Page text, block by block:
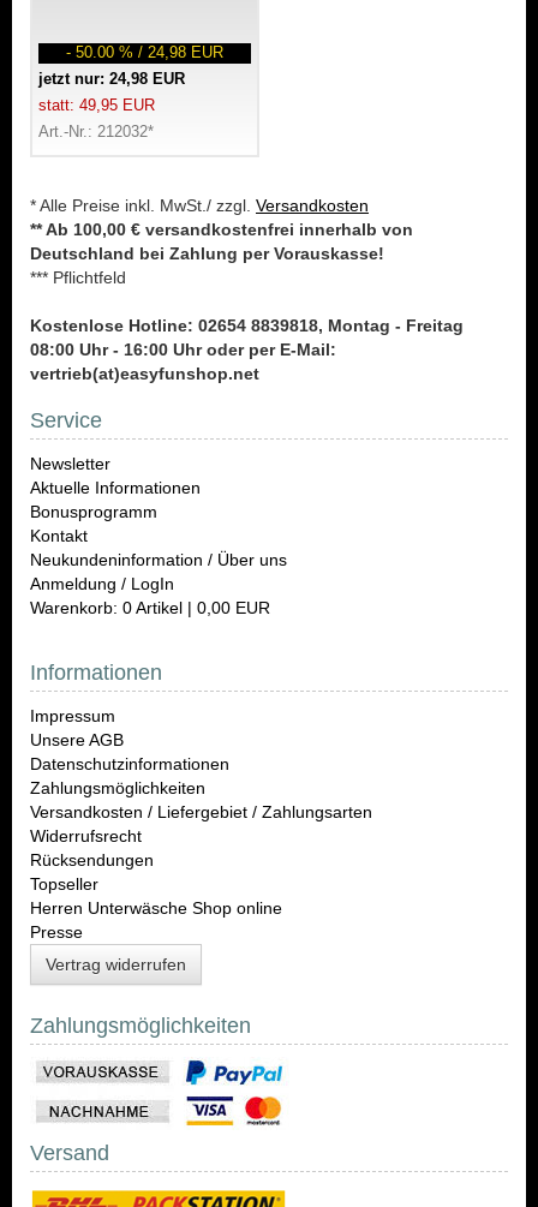
- 50.00 % / 24,98 EUR
jetzt nur: 24,98 EUR
statt: 49,95 EUR
Art.-Nr.: 212032*
* Alle Preise inkl. MwSt./ zzgl. Versandkosten
** Ab 100,00 € versandkostenfrei innerhalb von
Deutschland bei Zahlung per Vorauskasse!
*** Pflichtfeld
Kostenlose Hotline: 02654 8839818, Montag - Freitag
08:00 Uhr - 16:00 Uhr oder per E-Mail:
vertrieb(at)easyfunshop.net
Service
Newsletter
Aktuelle Informationen
Bonusprogramm
Kontakt
Neukundeninformation / Über uns
Anmeldung / LogIn
Warenkorb: 0 Artikel | 0,00 EUR
Informationen
Impressum
Unsere AGB
Datenschutzinformationen
Zahlungsmöglichkeiten
Versandkosten / Liefergebiet / Zahlungsarten
Widerrufsrecht
Rücksendungen
Topseller
Herren Unterwäsche Shop online
Presse
Vertrag widerrufen
Zahlungsmöglichkeiten
Versand